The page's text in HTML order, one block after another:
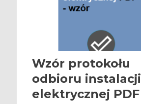
Wzór protokołu
odbioru instalacji
elektrycznej PDF